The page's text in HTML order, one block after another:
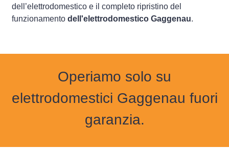
dell’elettrodomestico e il completo ripristino del
funzionamento dell'elettrodomestico Gaggenau.
Operiamo solo su
elettrodomestici Gaggenau fuori
garanzia.